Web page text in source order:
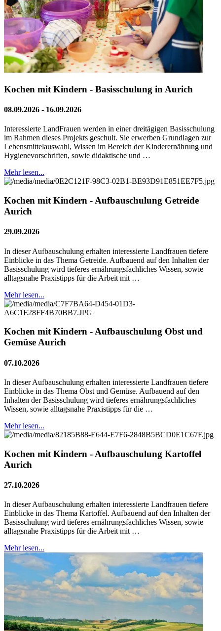
Kochen mit Kindern - Basisschulung in Aurich
08.09.2026 - 16.09.2026
Interessierte LandFrauen werden in einer dreitägigen Basisschulung
im Rahmen dieses Projekts geschult. Sie erwerben Grundlagen zur
Lebensmittelauswahl, Wissen im Bereich der Kinderernährung und
Hygienevorschriften, sowie didaktische und …
Mehr lesen...
Kochen mit Kindern - Aufbauschulung Getreide
Aurich
29.09.2026
In dieser Aufbauschulung erhalten interessierte Landfrauen tiefere
Einblicke in das Thema Getreide. Aufbauend auf den Inhalten der
Basisschulung wird tieferes ernährungsfachliches Wissen, sowie
alltagsnahe Praxistipps für die Arbeit mit …
Mehr lesen...
Kochen mit Kindern - Aufbauschulung Obst und
Gemüse Aurich
07.10.2026
In dieser Aufbauschulung erhalten interessierte Landfrauen tiefere
Einblicke in das Thema Obst und Gemüse. Aufbauend auf den
Inhalten der Basisschulung wird tieferes ernährungsfachliches
Wissen, sowie alltagsnahe Praxistipps für die …
Mehr lesen...
Kochen mit Kindern - Aufbauschulung Kartoffel
Aurich
27.10.2026
In dieser Aufbauschulung erhalten interessierte Landfrauen tiefere
Einblicke in das Thema Kartoffel. Aufbauend auf den Inhalten der
Basisschulung wird tieferes ernährungsfachliches Wissen, sowie
alltagsnahe Praxistipps für die Arbeit mit …
Mehr lesen...